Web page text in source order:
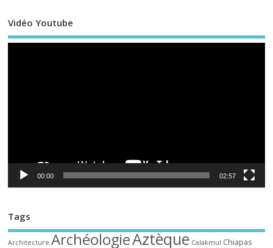
Vidéo Youtube
00:00 02:57
Tags
Architecture ArchéologieAztèque Calakmul Chiapas